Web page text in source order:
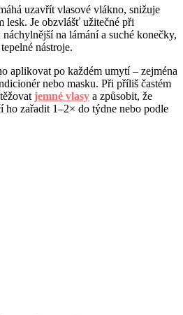
uzavřít vlasové vlákno, snižuje
lesk. Je obzvlášť užitečné při
na lámání a suché konečky,
nástroje.
aplikovat po každém umytí – zejména
nebo masku. Při příliš častém
jemné vlasy a způsobit, že
ho zařadit 1–2× do týdne nebo podle